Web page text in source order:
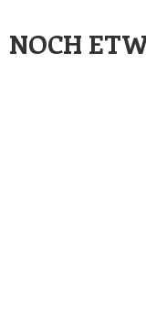
NOCH